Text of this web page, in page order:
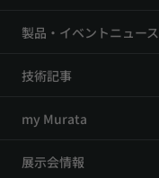
製品・イベントニュース
技術記事
my Murata
展示会情報